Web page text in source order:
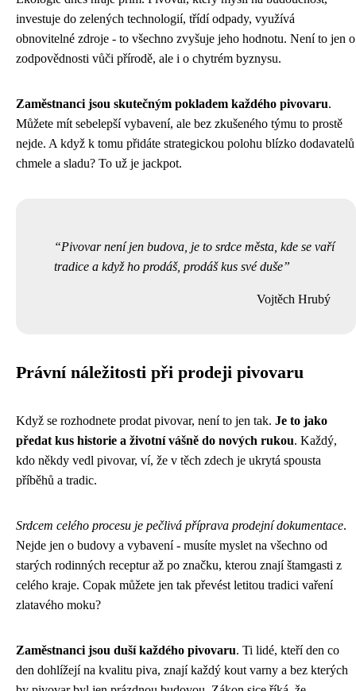
investuje do zelených technologií, třídí odpady, využívá
obnovitelné zdroje - to všechno zvyšuje jeho hodnotu. Není to jen o
zodpovědnosti vůči přírodě, ale i o chytrém byznysu.
Zaměstnanci jsou skutečným pokladem každého pivovaru.
Můžete mít sebelepší vybavení, ale bez zkušeného týmu to prostě
nejde. A když k tomu přidáte strategickou polohu blízko dodavatelů
chmele a sladu? To už je jackpot.
Pivovar není jen budova, je to srdce města, kde se vaří
tradice a když ho prodáš, prodáš kus své duše
Vojtěch Hrubý
Právní náležitosti při prodeji pivovaru
Když se rozhodnete prodat pivovar, není to jen tak. Je to jako
předat kus historie a životní vášně do nových rukou. Každý,
kdo někdy vedl pivovar, ví, že v těch zdech je ukrytá spousta
příběhů a tradic.
Srdcem celého procesu je pečlivá příprava prodejní dokumentace.
Nejde jen o budovy a vybavení - musíte myslet na všechno od
starých rodinných receptur až po značku, kterou znají štamgasti z
celého kraje. Copak můžete jen tak převést letitou tradici vaření
zlatavého moku?
Zaměstnanci jsou duší každého pivovaru. Ti lidé, kteří den co
den dohlížejí na kvalitu piva, znají každý kout varny a bez kterých